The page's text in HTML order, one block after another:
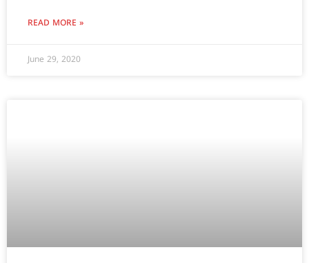
READ MORE »
June 29, 2020